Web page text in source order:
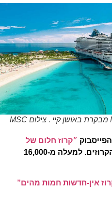
״קרוז חלום של
– הייחודית בעולם הקרוזים. למעלה מ-16,000
אין-חדשות חמות מהים”